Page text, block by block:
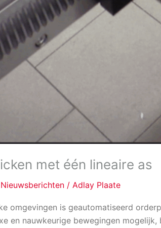
met één lineaire as
Nieuwsberichten / Adlay Plaate
omgevingen is geautomatiseerd
en nauwkeurige bewegingen